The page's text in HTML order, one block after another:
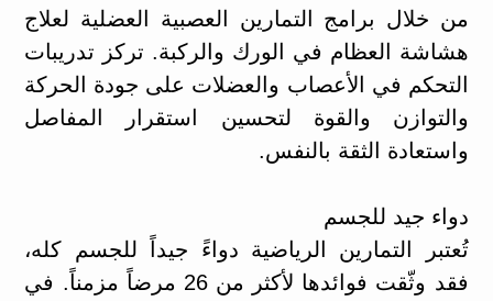
من خلال برامج التمارين العصبية العضلية لعلاج
هشاشة العظام في الورك والركبة. تركز تدريبات
التحكم في الأعصاب والعضلات على جودة الحركة
والتوازن والقوة لتحسين استقرار المفاصل
واستعادة الثقة بالنفس.
دواء جيد للجسم
تُعتبر التمارين الرياضية دواءً جيداً للجسم كله،
فقد وثّقت فوائدها لأكثر من 26 مرضاً مزمناً. في